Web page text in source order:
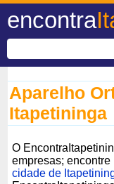
encontra
Aparelho
Itapetininga
O
empresas;
cidade de